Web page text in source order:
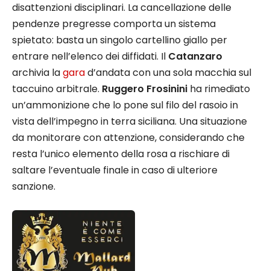
disattenzioni disciplinari. La cancellazione delle
pendenze pregresse comporta un sistema
spietato: basta un singolo cartellino giallo per
entrare nell’elenco dei diffidati. Il Catanzaro
archivia lagarad’andata con una sola macchia sul
taccuino arbitrale. Ruggero Frosinini ha rimediato
un’ammonizione che lo pone sul filo del rasoio in
vista dell’impegno in terra siciliana. Una situazione
da monitorare con attenzione, considerando che
resta l’unico elemento della rosa a rischiare di
saltare l’eventuale finale in caso di ulteriore
sanzione.